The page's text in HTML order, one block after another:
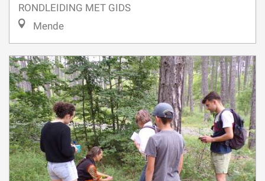
RONDLEIDING MET GIDS
Mende